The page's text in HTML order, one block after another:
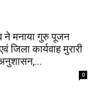
ने मनाया गुरु पूजन
कार्यवाह मुरारी
0